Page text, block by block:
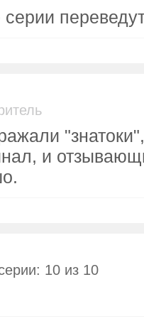
и
10 из 10